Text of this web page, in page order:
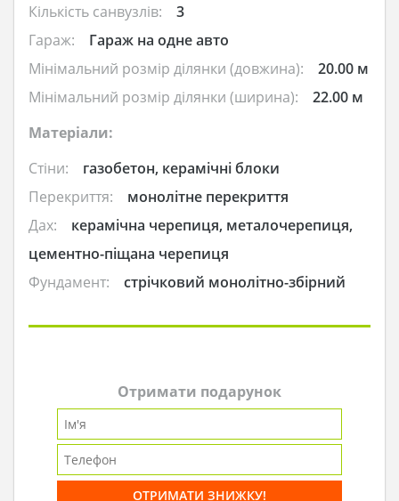
Кількість санвузлів:
3
Гараж:
Гараж на одне авто
Мінімальний розмір ділянки (довжина):
20.00 м
Мінімальний розмір ділянки (ширина):
22.00 м
Матеріали:
Стіни:
газобетон, керамічні блоки
Перекриття:
монолітне перекриття
Дах:
керамічна черепиця, металочерепиця,
цементно-піщана черепиця
Фундамент:
стрічковий монолітно-збірний
Отримати подарунок